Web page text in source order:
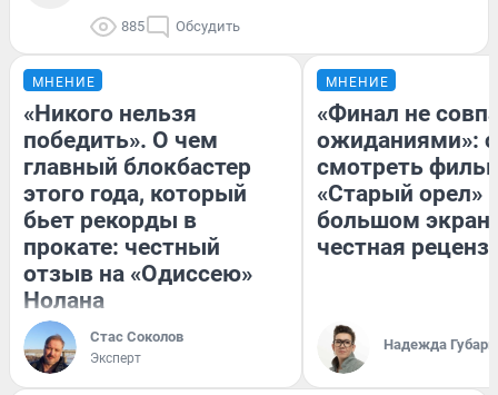
885 Обсудить
МНЕНИЕ
«Никого нельзя
победить». О чем
главный блокбастер
этого года, который
бьет рекорды в
прокате: честный
отзыв на «Одиссею»
Нолана
Стас Соколов
Эксперт
МНЕНИЕ
«Финал не
ожиданиями»:
смотреть
«Старый орел»
большом
честная
Надежда Губарь